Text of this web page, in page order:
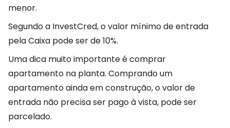
menor.
Segundo a InvestCred, o valor mínimo de entrada
pela Caixa pode ser de 10%.
Uma dica muito importante é comprar
apartamento na planta. Comprando um
apartamento ainda em construção, o valor de
entrada não precisa ser pago à vista, pode ser
parcelado.